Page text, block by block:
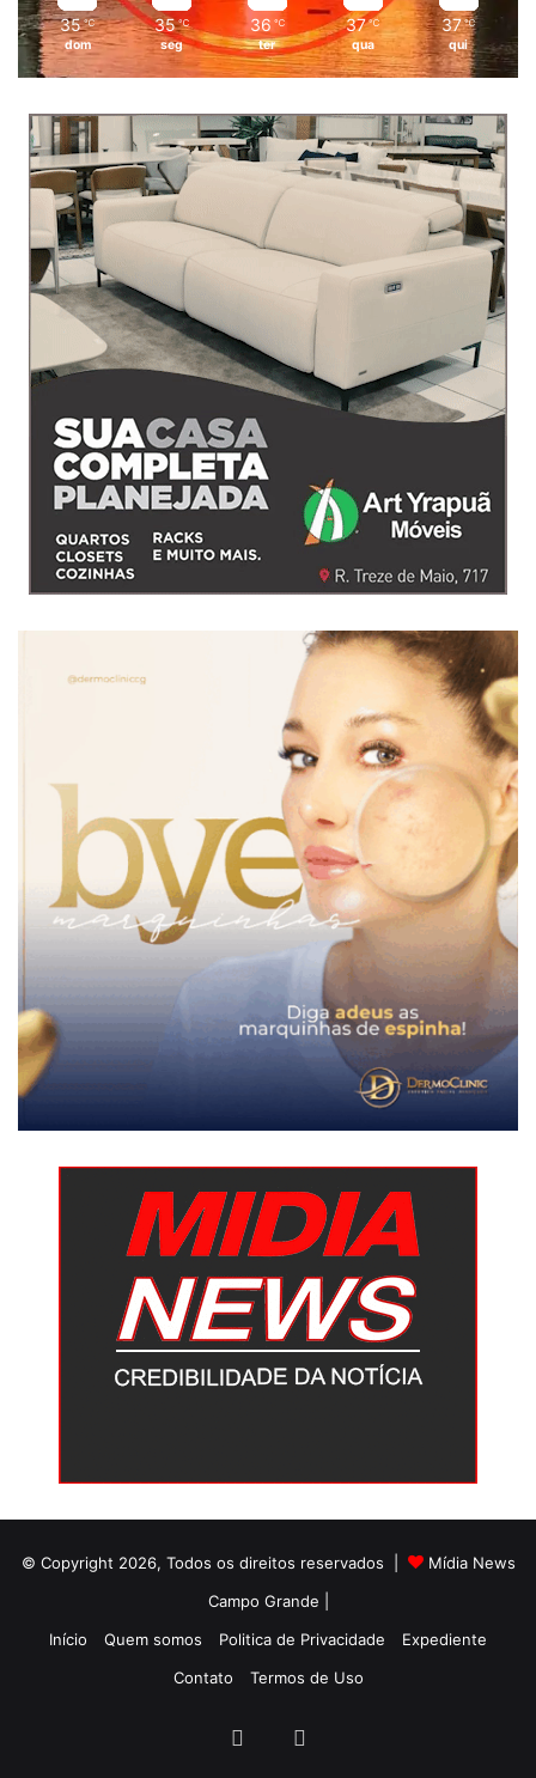
35 ℃
dom
35 ℃
seg
36 ℃
ter
37 ℃
qua
37 ℃
qui
© Copyright 2026, Todos os direitos reservados |
Mídia News
Campo Grande |
Início
Quem somos Politica de Privacidade
Expediente
Contato
Termos de Uso
Facebook